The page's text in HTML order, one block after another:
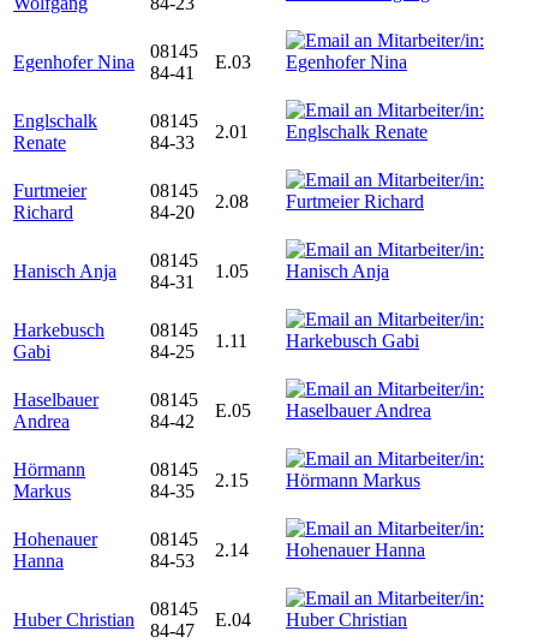
Egenhofer Nina
08145
84-41
E.03
Englschalk
Renate
08145
84-33
2.01
Furtmeier
Richard
08145
84-20
2.08
Hanisch Anja
08145
84-31
1.05
Harkebusch
Gabi
08145
84-25
1.11
Haselbauer
Andrea
08145
84-42
E.05
Hörmann
Markus
08145
84-35
2.15
Hohenauer
Hanna
08145
84-53
2.14
Huber Christian
08145
84-47
E.04